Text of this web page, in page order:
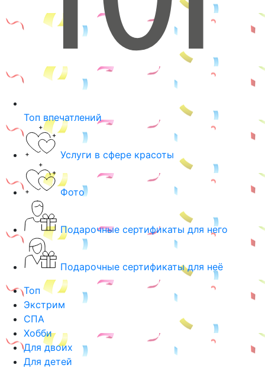
Топ впечатлений
Услуги в сфере красоты
Фото
Подарочные сертификаты для него
Подарочные сертификаты для неё
Топ
Экстрим
СПА
Хобби
Для двоих
Для детей